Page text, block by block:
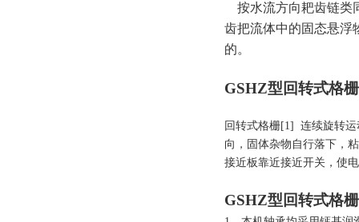
按水流方向耙齿链类
齿把流体中的固态悬浮
的。
GSHZ型回转式格
回转式格栅[1] 连续旋转
向，固体杂物自行落下，
接近板靠近接近开关，使
GSHZ型回转式格